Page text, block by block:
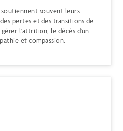
souvent leurs
pertes et des transitions de
l'attrition, le décès d'un
et compassion.